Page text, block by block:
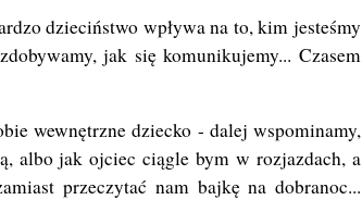
dzieciństwo wpływa na to, kim jesteśmy
jak się komunikujemy... Czasem
wewnętrzne dziecko - dalej wspominamy,
albo jak ojciec ciągle bym w rozjazdach, a
przeczytać nam bajkę na dobranoc...